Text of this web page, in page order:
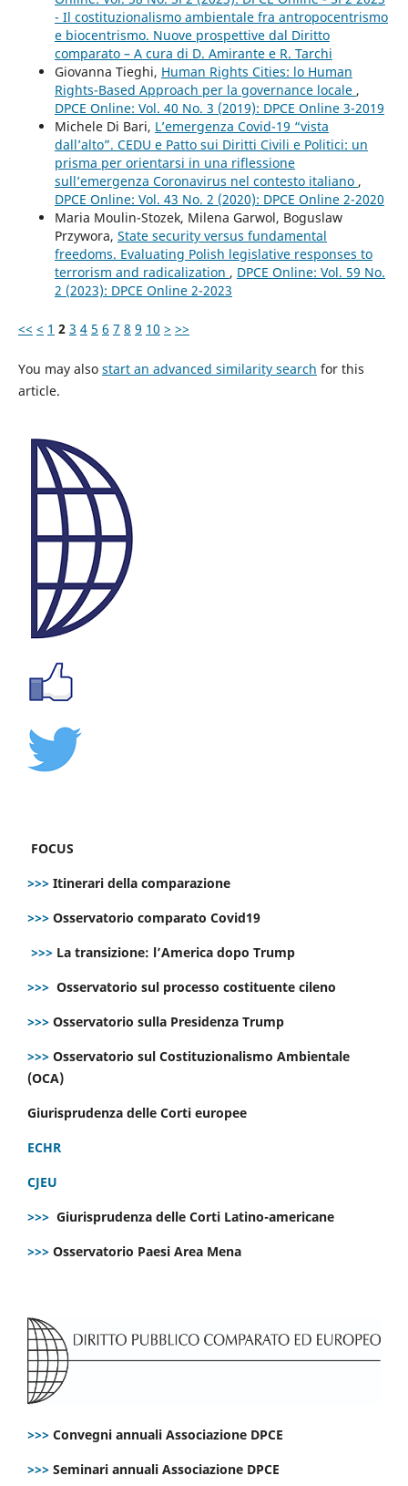
- Il costituzionalismo ambientale fra antropocentrismo
e biocentrismo. Nuove prospettive dal Diritto
comparato – A cura di D. Amirante e R. Tarchi
Giovanna Tieghi, Human Rights Cities: lo Human
Rights-Based Approach per la governance locale ,
DPCE Online: Vol. 40 No. 3 (2019): DPCE Online 3-2019
Michele Di Bari, L’emergenza Covid-19 “vista
dall’alto”. CEDU e Patto sui Diritti Civili e Politici: un
prisma per orientarsi in una riflessione
sull’emergenza Coronavirus nel contesto italiano ,
DPCE Online: Vol. 43 No. 2 (2020): DPCE Online 2-2020
Maria Moulin-Stozek, Milena Garwol, Boguslaw
Przywora, State security versus fundamental
freedoms. Evaluating Polish legislative responses to
terrorism and radicalization , DPCE Online: Vol. 59 No.
2 (2023): DPCE Online 2-2023
<< < 1 2 3 4 5 6 7 8 9 10 > >>
You may also start an advanced similarity search for this
article.
FOCUS
>>> Itinerari della comparazione
>>> Osservatorio comparato Covid19
>>> La transizione: l’America dopo Trump
>>> Osservatorio sul processo costituente cileno
>>> Osservatorio sulla Presidenza Trump
>>> Osservatorio sul Costituzionalismo Ambientale
(OCA)
Giurisprudenza delle Corti europee
ECHR
CJEU
>>> Giurisprudenza delle Corti Latino-americane
>>> Osservatorio Paesi Area Mena
>>> Convegni annuali Associazione DPCE
>>> Seminari annuali Associazione DPCE